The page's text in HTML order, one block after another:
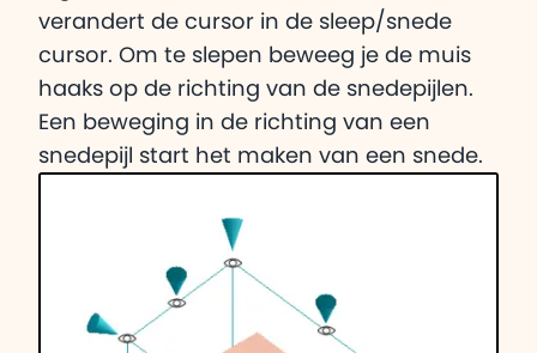
verandert de cursor in de sleep/snede
cursor. Om te slepen beweeg je de muis
haaks op de richting van de snedepijlen.
Een beweging in de richting van een
snedepijl start het maken van een snede.